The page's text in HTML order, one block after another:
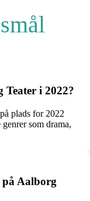
i 2022?
plads for 2022
som drama,
Aalborg